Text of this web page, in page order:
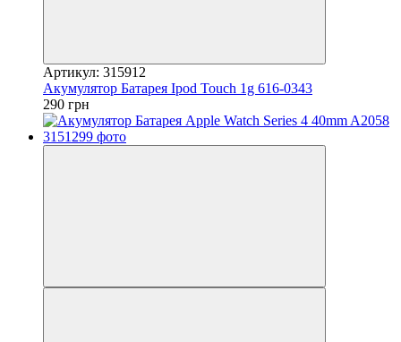
Артикул: 315912
Акумулятор Батарея Ipod Touch 1g 616-0343
290 грн